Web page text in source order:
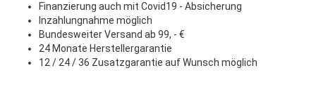
Finanzierung auch mit Covid19 - Absicherung
Inzahlungnahme möglich
Bundesweiter Versand ab 99, - €
24 Monate Herstellergarantie
12 / 24 / 36 Zusatzgarantie auf Wunsch möglich